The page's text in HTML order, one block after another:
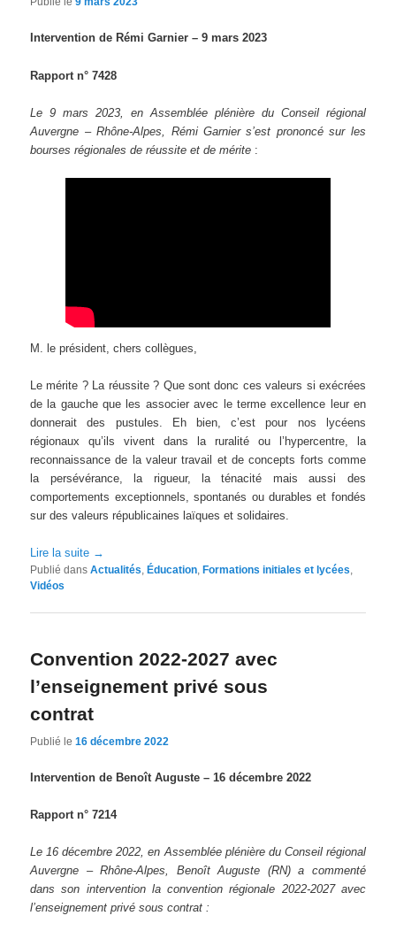
Intervention de Rémi Garnier – 9 mars 2023
Rapport n° 7428
Le 9 mars 2023, en Assemblée plénière du Conseil régional
Auvergne – Rhône-Alpes, Rémi Garnier s’est prononcé sur les
bourses régionales de réussite et de mérite :
M. le président, chers collègues,
Le mérite ? La réussite ? Que sont donc ces valeurs si exécrées
de la gauche que les associer avec le terme excellence leur en
donnerait des pustules. Eh bien, c’est pour nos lycéens
régionaux qu’ils vivent dans la ruralité ou l’hypercentre, la
reconnaissance de la valeur travail et de concepts forts comme
la persévérance, la rigueur, la ténacité mais aussi des
comportements exceptionnels, spontanés ou durables et fondés
sur des valeurs républicaines laïques et solidaires.
Lire la suite →
Publié dans Actualités, Éducation, Formations initiales et lycées,
Vidéos
Convention 2022-2027 avec
l’enseignement privé sous
contrat
Publié le16 décembre 2022
Intervention de Benoît Auguste – 16 décembre 2022
Rapport n° 7214
Le 16 décembre 2022, en Assemblée plénière du Conseil régional
Auvergne – Rhône-Alpes, Benoît Auguste (RN) a commenté
dans son intervention la convention régionale 2022-2027 avec
l’enseignement privé sous contrat :